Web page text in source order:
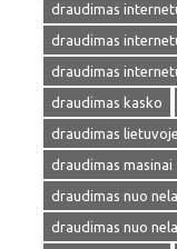
draudimas
draudimas
draudimas
draudimas kasko
draudimas lietuvoje
draudimas masinai
draudimas nuo
draudimas nuo